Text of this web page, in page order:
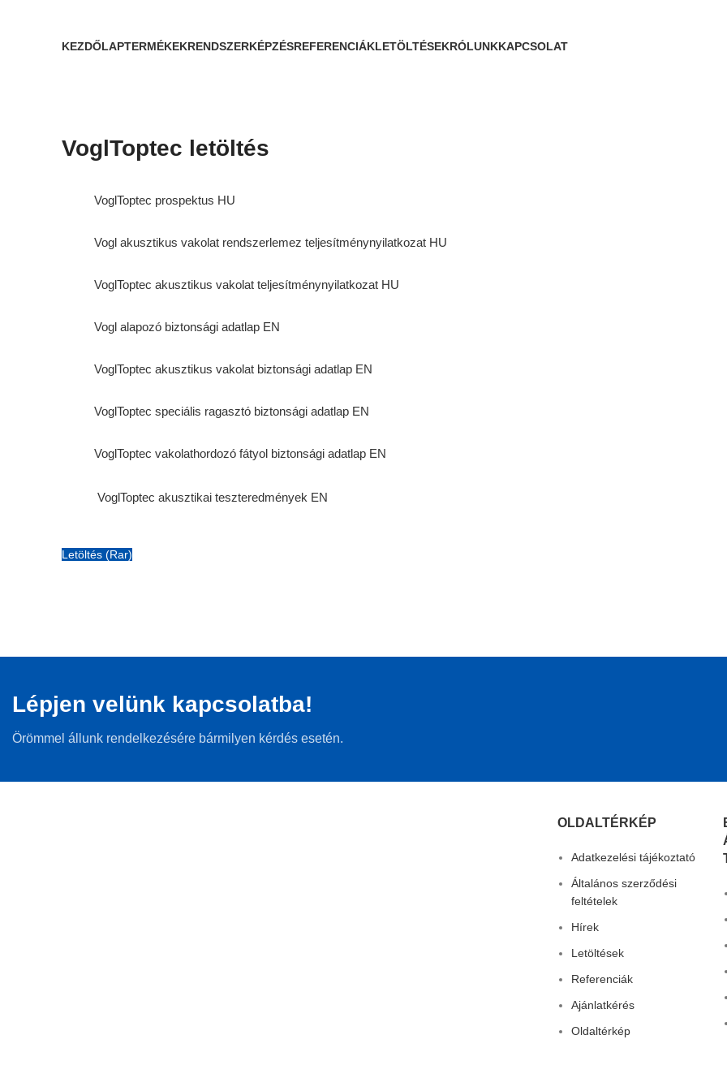
KEZDŐLAPTERMÉKEKRENDSZERKÉPZÉSREFERENCIÁKLETÖLTÉSEKRÓLUNKKAPCSOLAT
VoglToptec letöltés
VoglToptec prospektus HU
Vogl akusztikus vakolat rendszerlemez teljesítménynyilatkozat HU
VoglToptec akusztikus vakolat teljesítménynyilatkozat HU
Vogl alapozó biztonsági adatlap EN
VoglToptec akusztikus vakolat biztonsági adatlap EN
VoglToptec speciális ragasztó biztonsági adatlap EN
VoglToptec vakolathordozó fátyol biztonsági adatlap EN
VoglToptec akusztikai teszteredmények EN
Letöltés (Rar)
Lépjen velünk kapcsolatba!
Örömmel állunk rendelkezésére bármilyen kérdés esetén.
OLDALTÉRKÉP
Adatkezelési tájékoztató
Általános szerződési
feltételek
Hírek
Letöltések
Referenciák
Ajánlatkérés
Oldaltérkép